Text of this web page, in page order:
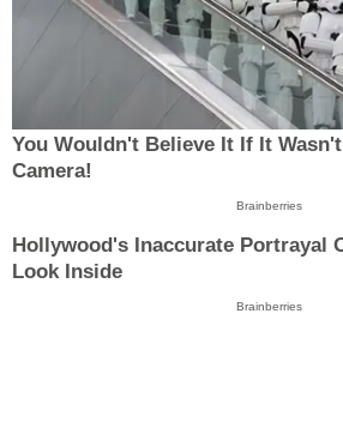
You Wouldn't Believe It If It
Camera!
Brainberries
Hollywood's Inaccurate Portrayal
Look Inside
Brainberries